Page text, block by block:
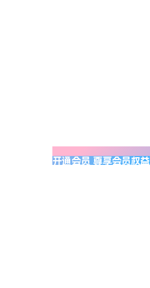
开通会员 尊享会员权益